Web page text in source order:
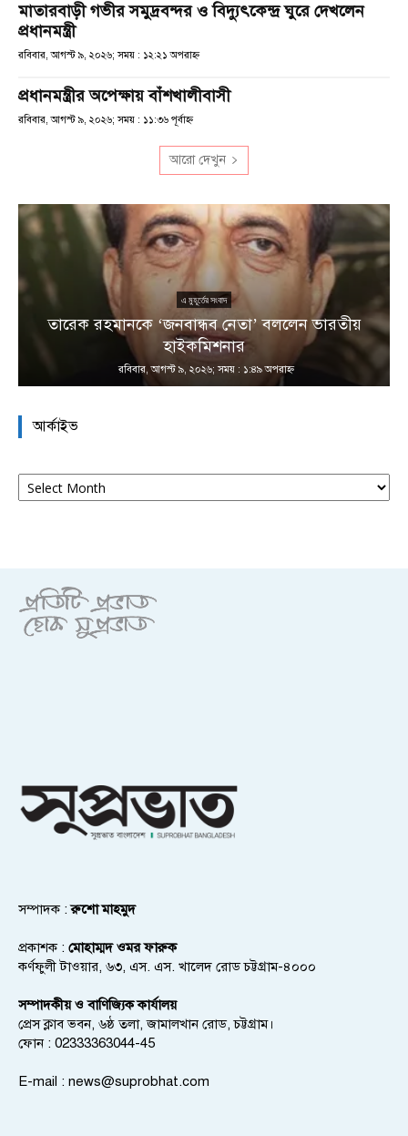
মাতারবাড়ী গভীর সমুদ্রবন্দর ও বিদ্যুৎকেন্দ্র ঘুরে দেখলেন
প্রধানমন্ত্রী
রবিবার, আগস্ট ৯, ২০২৬; সময় : ১২:২১ অপরাহ্ণ
প্রধানমন্ত্রীর অপেক্ষায় বাঁশখালীবাসী
রবিবার, আগস্ট ৯, ২০২৬; সময় : ১১:৩৬ পূর্বাহ্ণ
আরো দেখুন
এ মুহূর্তের সংবাদ
তারেক রহমানকে ‘জনবান্ধব নেতা’ বললেন ভারতীয়
হাইকমিশনার
রবিবার, আগস্ট ৯, ২০২৬; সময় : ১:৪৯ অপরাহ্ণ
আর্কাইভ
আর্কাইভ
সম্পাদক :রুশো মাহমুদ
প্রকাশক : মোহাম্মদ ওমর ফারুক
কর্ণফুলী টাওয়ার, ৬৩, এস. এস. খালেদ রোড চট্টগ্রাম-৪০০০
সম্পাদকীয় ও বাণিজ্যিক কার্যালয়
প্রেস ক্লাব ভবন, ৬ষ্ঠ তলা, জামালখান রোড, চট্টগ্রাম।
ফোন : 02333363044-45
E-mail : news@suprobhat.com